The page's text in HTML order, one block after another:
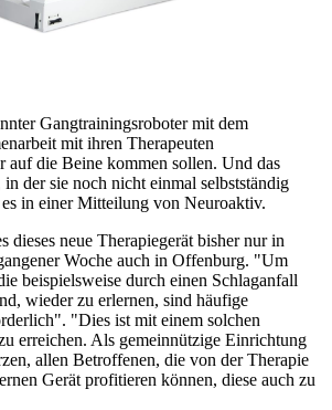
Gangtrainingsroboter mit dem
mit ihren Therapeuten
auf die Beine kommen sollen. Und das
in der sie noch nicht einmal selbstständig
in einer Mitteilung von Neuroaktiv.
dieses neue Therapiegerät bisher nur in
Woche auch in Offenburg. "Um
beispielsweise durch einen Schlaganfall
wieder zu erlernen, sind häufige
"Dies ist mit einem solchen
erreichen. Als gemeinnützige Einrichtung
allen Betroffenen, die von der Therapie
Gerät profitieren können, diese auch zu